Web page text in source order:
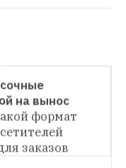
Ранее
работу
на вынос
формат
заказов